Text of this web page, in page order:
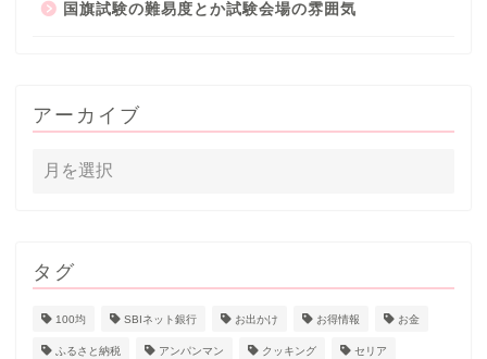
国旗試験の難易度とか試験会場の雰囲気
アーカイブ
タグ
100均 SBIネット銀行 お出かけ お得情報 お金
ふるさと納税 アンパンマン クッキング セリア